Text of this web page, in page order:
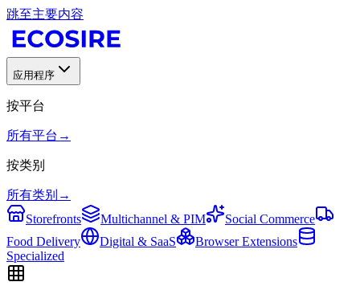
跳至主要内容
应用程序
按平台
所有平台 →
按类别
所有类别 →
Storefronts
Multichannel & PIM
Social Commerce
Food Delivery
Digital & SaaS
Browser Extensions
Specialized